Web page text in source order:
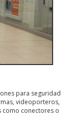
para seguridad
videoporteros,
como conectores o